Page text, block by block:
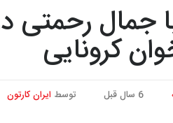
جمال رحمتی
کرونایی
6 سال قبل توسط ایران کارتون